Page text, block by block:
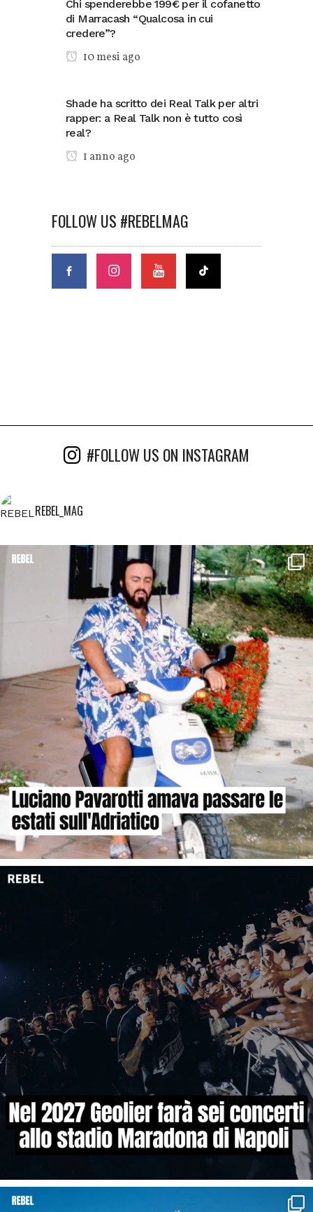
Chi spenderebbe 199€ per il cofanetto
di Marracash “Qualcosa in cui
credere”?
10 mesi ago
Shade ha scritto dei Real Talk per altri
rapper: a Real Talk non è tutto così
real?
1 anno ago
FOLLOW US #REBELMAG
#FOLLOW US ON INSTAGRAM
REBEL_MAG